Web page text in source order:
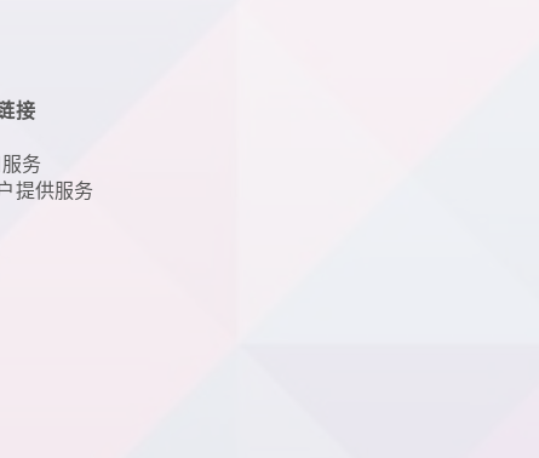
接
务
提供服务